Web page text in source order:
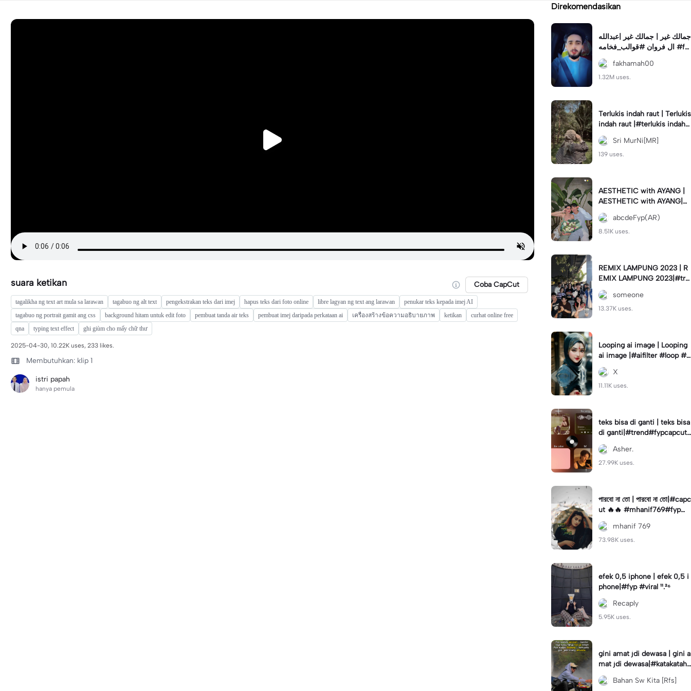
suara ketikan Coba CapCut
tagalikha ng text art mula sa larawan tagabuo ng alt text pengekstrakan teks dari imej hapus teks dari foto online libre lagyan ng text ang larawan
penukar teks kepada imej AI
tagabuo ng portrait gamit ang css
background hitam untuk edit foto pembuat tanda air teks pembuat imej daripada perkataan ai เครื่องสร้างข้อความอธิบายภาพ ketikan
curhat online free
qna
typing text effect ghi giùm cho mấy chữ thư
2025-04-30, 10.22K uses, 233 likes.
Membutuhkan: klip 1
istri papah
hanya pemula
Direkomendasikan
جمالك غير | جمالك غير |عبدالله
ال فروان #قوالب_فخامه #fa
khamah00
fakhamah00
1.32M uses.
Terlukis indah raut | Terlukis
indah raut |#terlukis indah r
aut wajah mu dalam benakk
u
Sri MurNi[MR]
139 uses.
AESTHETIC with AYANG |
AESTHETIC with AYANG|#f
yp#template#aestethic#vi
ral#barengpasangan🥰
abcdeFyp(AR)
8.51K uses.
REMIX LAMPUNG 2023 | R
EMIX LAMPUNG 2023|#tre
nd#fyp#remixlampung#la
mpungpride#viral⚡️|
someone
13.37K uses.
Looping ai image | Looping
ai image |#aifilter #loop #a
iimages #IniBaruAi #fyp
X
11.11K uses.
teks bisa di ganti | teks bisa
di ganti|#trend#fypcapcut
#viral#foryou#4foto
Asher.
27.99K uses.
পারবো না তো | পারবো না তো|#capc
ut 🔥🔥 #mhanif769#fypツ⁠
#viral✨#trending🔥
mhanif 769
73.98K uses.
efek 0,5 iphone | efek 0,5 i
phone|#fyp #viral ¹¹.²⁶
Recaply
5.95K uses.
gini amat jdi dewasa | gini a
mat jdi dewasa|#katakataha
rini#quotes#laguviral#den
nycaknan#kisinan2
Bahan Sw Kita [Rfs]